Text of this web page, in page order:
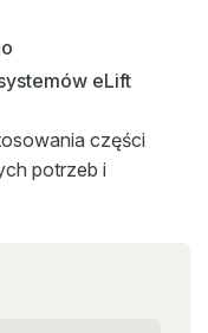
eLift
części
potrzeb i